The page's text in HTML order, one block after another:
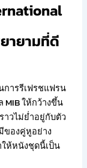
ายามที่ดี
การรีเฟรชแฟรน
MIB ให้กว้างขึ้น
าวไม่ย่ำอยู่กับตัว
ของคู่หูอย่าง
ให้หนังชุดนี้เป็น